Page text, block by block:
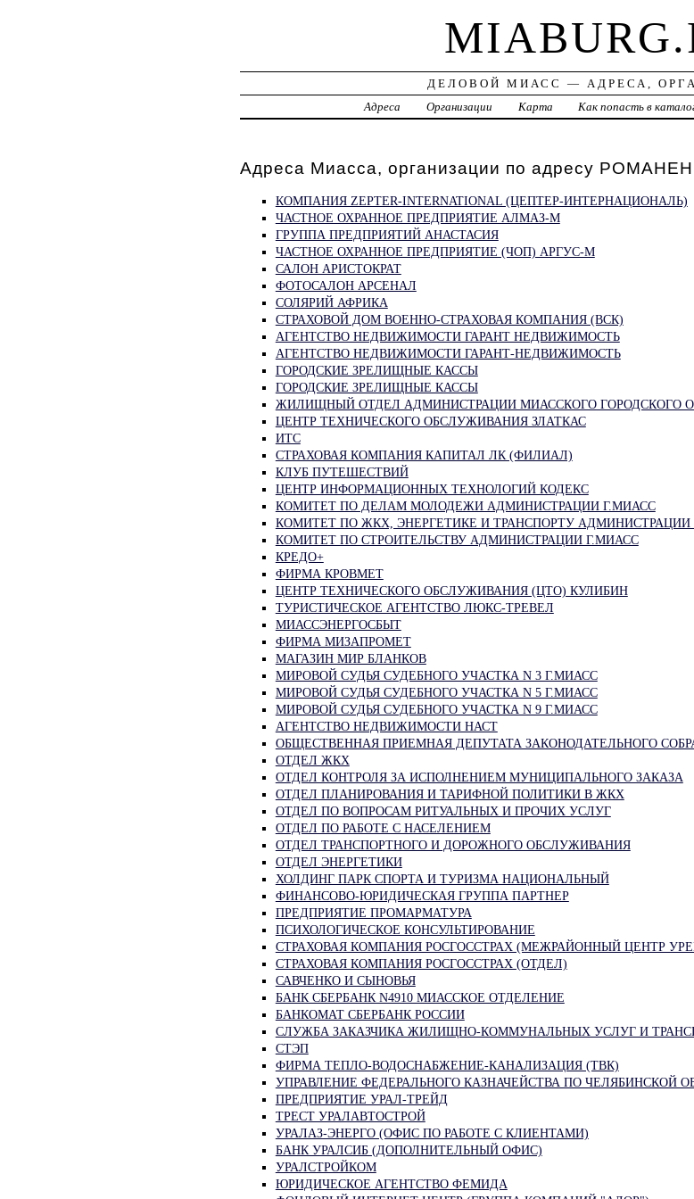
ДЕЛОВОЙ МИАСС — АДРЕСА,
Адреса
Организации Карта Как попасть в
Адреса Миасса, организации по адресу
КОМПАНИЯ ZEPTER-INTERNATIONAL (ЦЕПТЕР-ИНТЕРНАЦИОНАЛЬ)
ЧАСТНОЕ ОХРАННОЕ ПРЕДПРИЯТИЕ АЛМАЗ-М
ГРУППА ПРЕДПРИЯТИЙ АНАСТАСИЯ
ЧАСТНОЕ ОХРАННОЕ ПРЕДПРИЯТИЕ (ЧОП) АРГУС-М
САЛОН АРИСТОКРАТ
ФОТОСАЛОН АРСЕНАЛ
СОЛЯРИЙ АФРИКА
СТРАХОВОЙ ДОМ ВОЕННО-СТРАХОВАЯ КОМПАНИЯ (ВСК)
АГЕНТСТВО НЕДВИЖИМОСТИ ГАРАНТ НЕДВИЖИМОСТЬ
АГЕНТСТВО НЕДВИЖИМОСТИ ГАРАНТ-НЕДВИЖИМОСТЬ
ГОРОДСКИЕ ЗРЕЛИЩНЫЕ КАССЫ
ГОРОДСКИЕ ЗРЕЛИЩНЫЕ КАССЫ
ЖИЛИЩНЫЙ ОТДЕЛ АДМИНИСТРАЦИИ МИАССКОГО ГОРОДСКОГО
ЦЕНТР ТЕХНИЧЕСКОГО ОБСЛУЖИВАНИЯ ЗЛАТКАС
ИТС
СТРАХОВАЯ КОМПАНИЯ КАПИТАЛ ЛК (ФИЛИАЛ)
КЛУБ ПУТЕШЕСТВИЙ
ЦЕНТР ИНФОРМАЦИОННЫХ ТЕХНОЛОГИЙ КОДЕКС
КОМИТЕТ ПО ДЕЛАМ МОЛОДЕЖИ АДМИНИСТРАЦИИ Г.МИАСС
КОМИТЕТ ПО ЖКХ, ЭНЕРГЕТИКЕ И ТРАНСПОРТУ АДМИНИСТРАЦИИ
КОМИТЕТ ПО СТРОИТЕЛЬСТВУ АДМИНИСТРАЦИИ Г.МИАСС
КРЕДО+
ФИРМА КРОВМЕТ
ЦЕНТР ТЕХНИЧЕСКОГО ОБСЛУЖИВАНИЯ (ЦТО) КУЛИБИН
ТУРИСТИЧЕСКОЕ АГЕНТСТВО ЛЮКС-ТРЕВЕЛ
МИАССЭНЕРГОСБЫТ
ФИРМА МИЗАПРОМЕТ
МАГАЗИН МИР БЛАНКОВ
МИРОВОЙ СУДЬЯ СУДЕБНОГО УЧАСТКА N 3 Г.МИАСС
МИРОВОЙ СУДЬЯ СУДЕБНОГО УЧАСТКА N 5 Г.МИАСС
МИРОВОЙ СУДЬЯ СУДЕБНОГО УЧАСТКА N 9 Г.МИАСС
АГЕНТСТВО НЕДВИЖИМОСТИ НАСТ
ОБЩЕСТВЕННАЯ ПРИЕМНАЯ ДЕПУТАТА ЗАКОНОДАТЕЛЬНОГО
ОТДЕЛ ЖКХ
ОТДЕЛ КОНТРОЛЯ ЗА ИСПОЛНЕНИЕМ МУНИЦИПАЛЬНОГО ЗАКАЗА
ОТДЕЛ ПЛАНИРОВАНИЯ И ТАРИФНОЙ ПОЛИТИКИ В ЖКХ
ОТДЕЛ ПО ВОПРОСАМ РИТУАЛЬНЫХ И ПРОЧИХ УСЛУГ
ОТДЕЛ ПО РАБОТЕ С НАСЕЛЕНИЕМ
ОТДЕЛ ТРАНСПОРТНОГО И ДОРОЖНОГО ОБСЛУЖИВАНИЯ
ОТДЕЛ ЭНЕРГЕТИКИ
ХОЛДИНГ ПАРК СПОРТА И ТУРИЗМА НАЦИОНАЛЬНЫЙ
ФИНАНСОВО-ЮРИДИЧЕСКАЯ ГРУППА ПАРТНЕР
ПРЕДПРИЯТИЕ ПРОМАРМАТУРА
ПСИХОЛОГИЧЕСКОЕ КОНСУЛЬТИРОВАНИЕ
СТРАХОВАЯ КОМПАНИЯ РОСГОССТРАХ (МЕЖРАЙОННЫЙ ЦЕНТР
СТРАХОВАЯ КОМПАНИЯ РОСГОССТРАХ (ОТДЕЛ)
САВЧЕНКО И СЫНОВЬЯ
БАНК СБЕРБАНК N4910 МИАССКОЕ ОТДЕЛЕНИЕ
БАНКОМАТ СБЕРБАНК РОССИИ
СЛУЖБА ЗАКАЗЧИКА ЖИЛИЩНО-КОММУНАЛЬНЫХ УСЛУГ И
СТЭП
ФИРМА ТЕПЛО-ВОДОСНАБЖЕНИЕ-КАНАЛИЗАЦИЯ (ТВК)
УПРАВЛЕНИЕ ФЕДЕРАЛЬНОГО КАЗНАЧЕЙСТВА ПО ЧЕЛЯБИНСКОЙ
ПРЕДПРИЯТИЕ УРАЛ-ТРЕЙД
ТРЕСТ УРАЛАВТОСТРОЙ
УРАЛАЗ-ЭНЕРГО (ОФИС ПО РАБОТЕ С КЛИЕНТАМИ)
БАНК УРАЛСИБ (ДОПОЛНИТЕЛЬНЫЙ ОФИС)
УРАЛСТРОЙКОМ
ЮРИДИЧЕСКОЕ АГЕНТСТВО ФЕМИДА